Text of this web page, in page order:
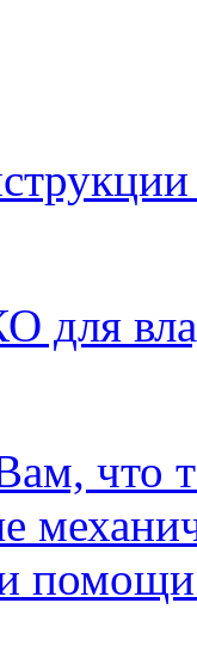
для
что
помощи